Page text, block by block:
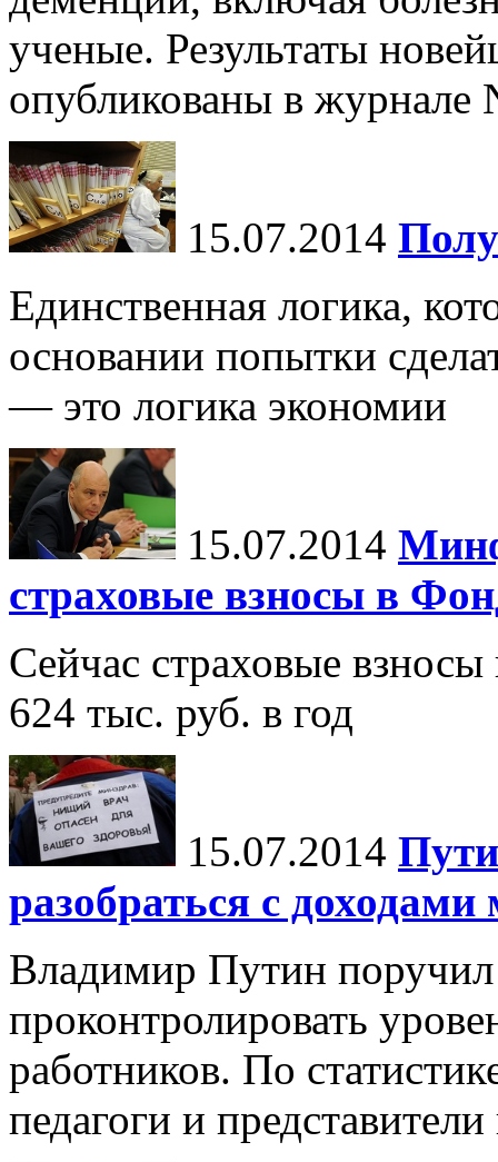
ученые. Результаты
опубликованы в
15.07.2014
Единственная логика,
основании попытки
— это логика экономии
15.07.2014
страховые взносы в
Сейчас страховые
624 тыс. руб. в год
15.07.2014
разобраться с доходами
Владимир Путин
проконтролировать
работников. По
педагоги и